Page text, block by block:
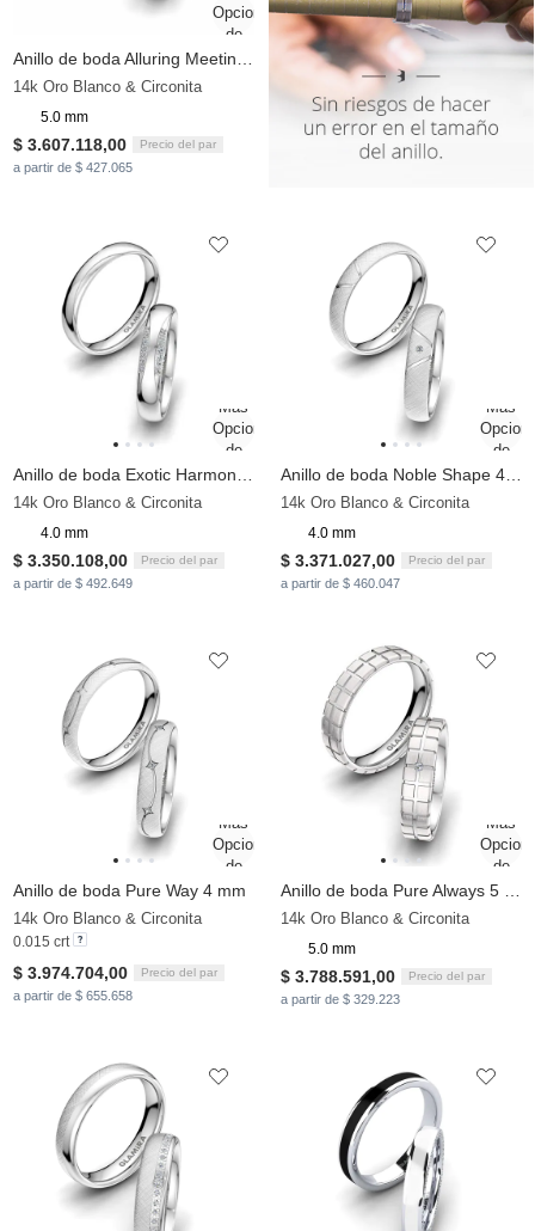
14k Oro Blanco & Circonita
5.0 mm
$ 3.607.118,00 Precio del par
a partir de $ 427.065
14k Oro Blanco & Circonita
4.0 mm
$ 3.350.108,00 Precio del par
a partir de $ 492.649
14k Oro Blanco & Circonita
4.0 mm
$ 3.371.027,00 Precio del par
a partir de $ 460.047
Anillo de boda Pure Way 4 mm
14k Oro Blanco & Circonita
0.015 crt
$ 3.974.704,00 Precio del par
a partir de $ 655.658
14k Oro Blanco & Circonita
5.0 mm
$ 3.788.591,00 Precio del par
a partir de $ 329.223